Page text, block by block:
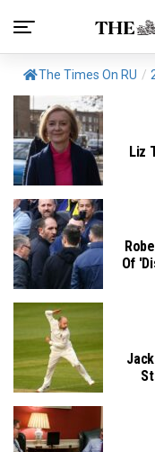
The Times On RU /
Liz
Of